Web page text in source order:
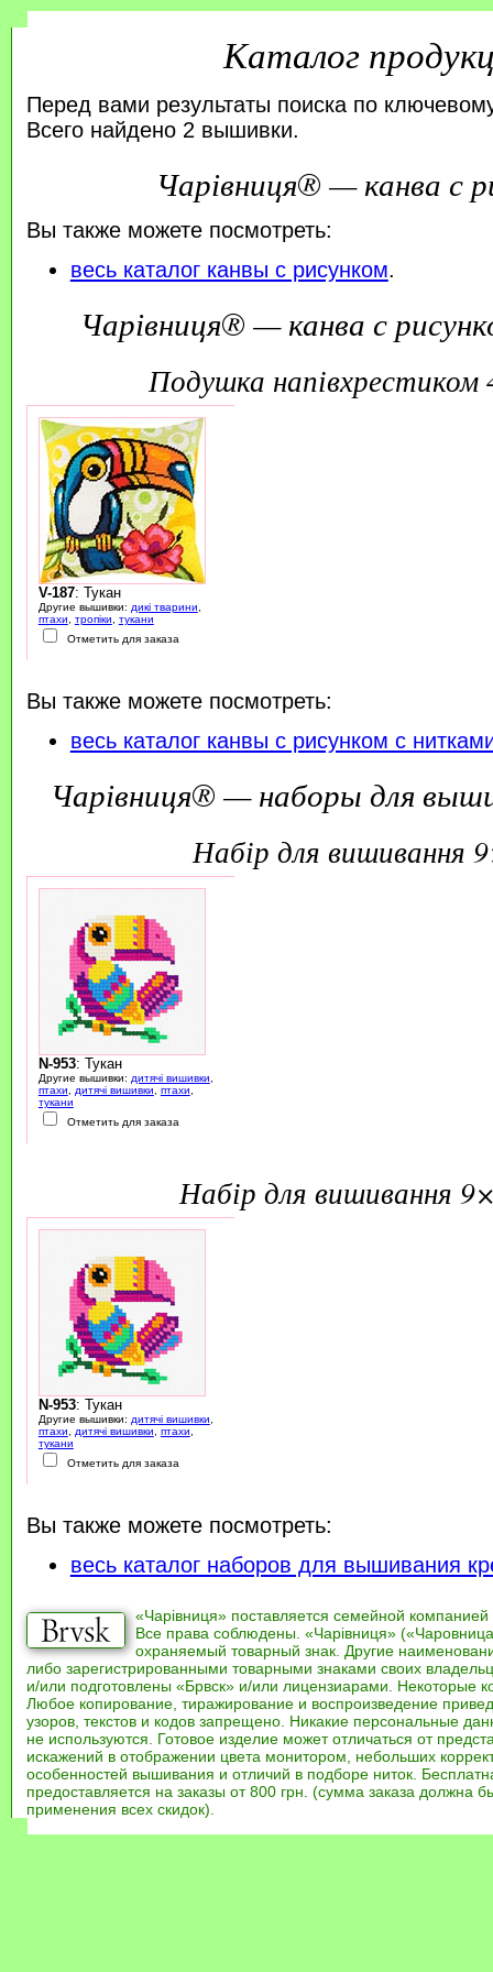
Каталог
Перед вами результаты поиска по
Всего найдено 2 вышивки.
Чарівниця® — канва с
Вы также можете посмотреть:
весь каталог канвы с рисунком.
Чарівниця® — канва с
подушка
V-187: Тукан
Другие вышивки: дикі тварини
птахи
тропіки
тукани
Отметить для заказа
Вы также можете посмотреть:
весь каталог канвы с рисунком с
Чарівниця® — наборы для
набір для вишивання
N-953: Тукан
Другие вышивки: дитячі вишивки
птахи
дитячі вишивки птахи
тукани
Отметить для заказа
набір для вишивання
N-953: Тукан
Другие вышивки: дитячі вишивки
птахи
дитячі вишивки птахи
тукани
Отметить для заказа
Вы также можете посмотреть:
весь каталог наборов для вышивания
«Чарівниця» поставляется семейной компанией
Все права соблюдены. «Чарівниця»
охраняемый товарный знак. Другие
либо зарегистрированными товарными знаками своих
и/или подготовлены «Брвск» и/или лицензиарами. Некоторые
Любое копирование, тиражирование и воспроизведение
узоров, текстов и кодов запрещено. Никакие персональные
не используются. Готовое изделие может отличаться от
искажений в отображении цвета монитором, небольших
особенностей вышивания и отличий в подборе ниток.
предоставляется на заказы от 800 грн. (сумма заказа должна
применения всех скидок).